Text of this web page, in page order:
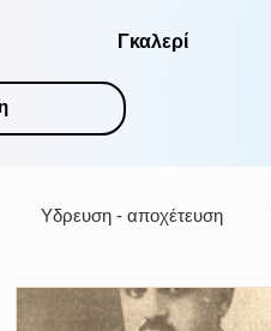
Γκαλερί
Υδρευση - αποχέτευση